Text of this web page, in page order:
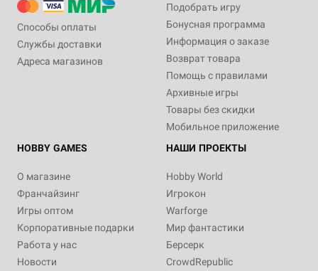
Способы оплаты
Службы доставки
Адреса магазинов
Подобрать игру
Бонусная программа
Информация о заказе
Возврат товара
Помощь с правилами
Архивные игры
Товары без скидки
Мобильное приложение
HOBBY GAMES
О магазине
Франчайзинг
Игры оптом
Корпоративные подарки
Работа у нас
Новости
НАШИ ПРОЕКТЫ
Hobby World
Игрокон
Warforge
Мир фантастики
Берсерк
CrowdRepublic